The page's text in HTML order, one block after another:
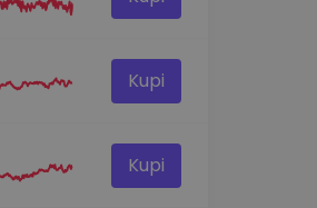
Kupi
Kupi